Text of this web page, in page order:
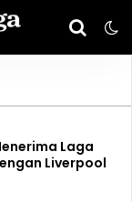
Laga
Liverpool